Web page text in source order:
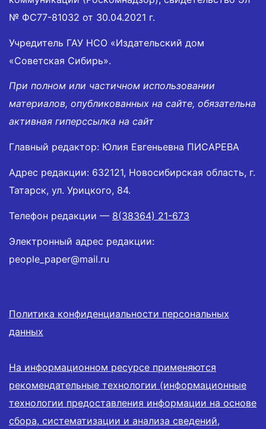
№ ФС77-81032 от 30.04.2021 г.
Учредитель ГАУ НСО «Издательский дом
«Советская Сибирь».
При полном или частичном использовании
материалов, опубликованных на сайте, обязательна
активная гиперссылка на сайт
Главный редактор: Юлия Евгеньевна ПИСАРЕВА
Адрес редакции: 632121, Новосибирская область, г.
Татарск, ул. Урицкого, 84.
Телефон редакции — 8(38364) 21-673
Электронный адрес редакции:
people_paper@mail.ru
Политика конфиденциальности персональных
данных
На информационном ресурсе применяются
рекомендательные технологии (информационные
технологии предоставления информации на основе
сбора, систематизации и анализа сведений,